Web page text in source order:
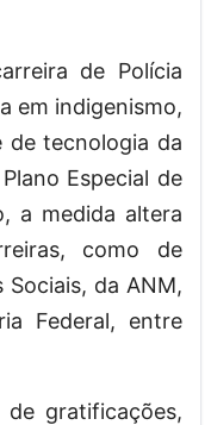
de Polícia
em indigenismo,
de tecnologia da
Especial de
a medida altera
como de
da ANM,
Federal, entre
gratificações,